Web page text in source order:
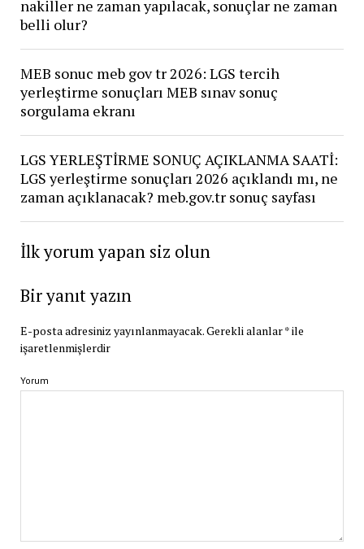
nakiller ne zaman yapılacak, sonuçlar ne zaman
belli olur?
MEB sonuc meb gov tr 2026: LGS tercih
yerleştirme sonuçları MEB sınav sonuç
sorgulama ekranı
LGS YERLEŞTİRME SONUÇ AÇIKLANMA SAATİ:
LGS yerleştirme sonuçları 2026 açıklandı mı, ne
zaman açıklanacak? meb.gov.tr sonuç sayfası
İlk yorum yapan siz olun
Bir yanıt yazın
E-posta adresiniz yayınlanmayacak.Gerekli alanlar*ile
işaretlenmişlerdir
Yorum